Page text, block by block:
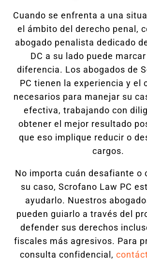
Cuando se enfrenta a una
el ámbito del derecho penal,
abogado penalista dedicado
DC a su lado puede
diferencia. Los abogados de
PC tienen la experiencia y el
necesarios para manejar su
efectiva, trabajando con
obtener el mejor resultado
que eso implique reducir o
cargos.
No importa cuán desafiante o
su caso, Scrofano Law PC
ayudarlo. Nuestros
pueden guiarlo a través del
defender sus derechos
fiscales más agresivos. Para
consulta confidencial,